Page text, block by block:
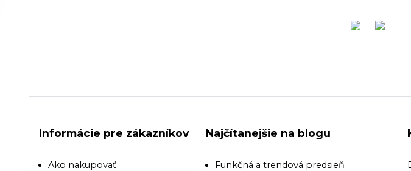
Informácie pre zákazníkov
Ako nakupovať
Najčítanejšie na blogu
Funkčná a trendová predsieň